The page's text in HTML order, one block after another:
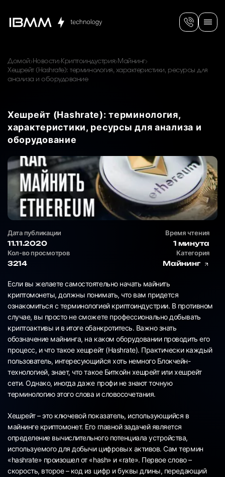
Домой Новости Криптоиндустрия Майнинг
Хешрейт (Hashrate): терминология, характеристики, ресурсы для
анализа и оборудование
Хешрейт (Hashrate): терминология,
характеристики, ресурсы для анализа и
оборудование
Дата публикации
11.11.2020
Время чтения
1 минута
Кол-во просмотров
3214
Категория
Майнинг
Если вы желаете самостоятельно начать майнить
криптомонеты, должны понимать, что вам придется
ознакомиться с терминологией криптоиндустрии. В противном
случае, вы просто не сможете профессионально добывать
криптоактивы и в итоге обанкротитесь. Важно знать
обозначение майнинга, на каком оборудовании проводить его
процесс, и что такое хешрейт (Hashrate). Практически каждый
пользователь, интересующийся хоть немного Блокчейн-
технологией, знает, что такое Биткойн хешрейт или хешрейт
сети. Однако, иногда даже профи не знают точную
терминологию этого слова и словосочетания.
Хешрейт – это ключевой показатель, использующийся в
майнинге криптомонет. Его главной задачей является
определение вычислительного потенциала устройства,
используемого для добычи цифровых активов. Сам термин
«hashrate» произошел от «hash» и «rate». Первое слово –
скорость, второе – код из цифр и буквы длины, передающий